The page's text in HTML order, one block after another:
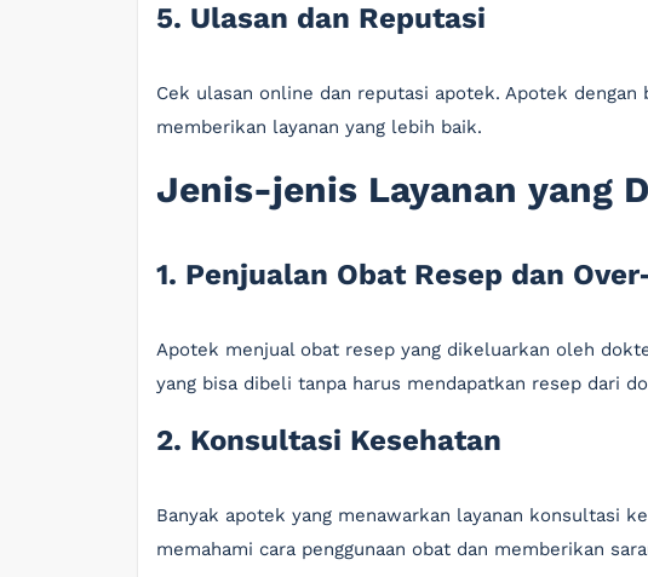
5. Ulasan dan Reputasi
Cek ulasan online dan reputasi apotek. Apotek dengan
memberikan layanan yang lebih baik.
Jenis-jenis Layanan yang
1. Penjualan Obat Resep dan
Apotek menjual obat resep yang dikeluarkan oleh
yang bisa dibeli tanpa harus mendapatkan resep dari
2. Konsultasi Kesehatan
Banyak apotek yang menawarkan layanan konsultasi
memahami cara penggunaan obat dan memberikan